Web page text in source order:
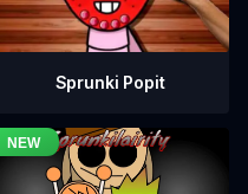
Sprunki Popit